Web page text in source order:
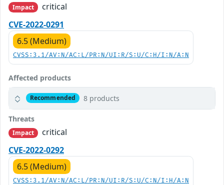
Impact
critical
CVE-2022-0291
6.5 (Medium)
CVSS:3.1/AV:N/AC:L/PR:N/UI:R/S:U/C:H/I:N/A:N
Affected products
Recommended 8 products
Threats
Impact
critical
CVE-2022-0292
6.5 (Medium)
CVSS:3.1/AV:N/AC:L/PR:N/UI:R/S:U/C:N/I:H/A:N